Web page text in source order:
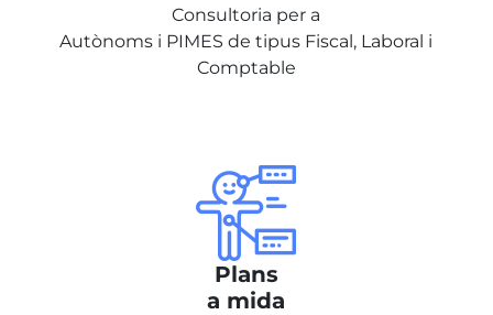
Consultoria per a
Autònoms i PIMES de tipus Fiscal, Laboral i
Comptable
Plans
a mida